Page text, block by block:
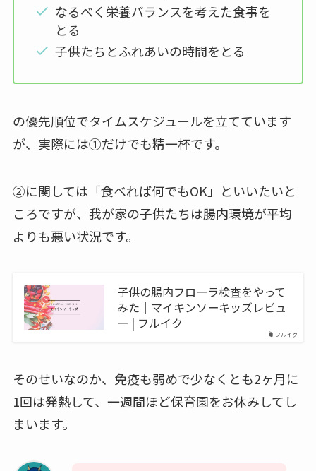
なるべく栄養バランスを考えた食事を
とる
子供たちとふれあいの時間をとる
の優先順位でタイムスケジュールを立てています
が、実際には①だけでも精一杯です。
②に関しては「食べれば何でもOK」といいたいと
ころですが、我が家の子供たちは腸内環境が平均
よりも悪い状況です。
フルイク
子供の腸内フローラ検査をやって
みた｜マイキンソーキッズレビュ
ー | フルイク
そのせいなのか、免疫も弱めで少なくとも2ヶ月に
1回は発熱して、一週間ほど保育園をお休みしてし
まいます。